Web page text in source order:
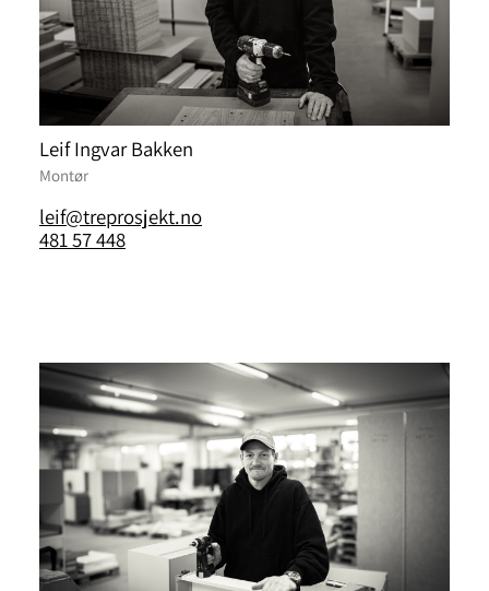
Leif Ingvar Bakken
Montør
leif@treprosjekt.no
481 57 448